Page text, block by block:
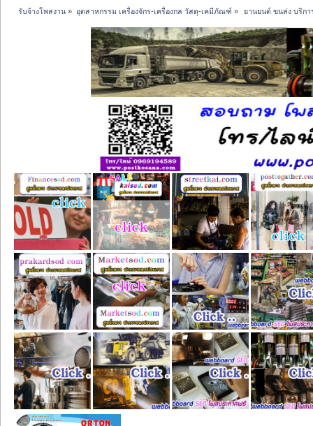
รับจ้างโพสงาน » อุตสาหกรรม เครื่องจักร-เครื่องกล วัสดุ-เคมีภัณฑ์ » ยานยนต์ ขนส่ง บริก